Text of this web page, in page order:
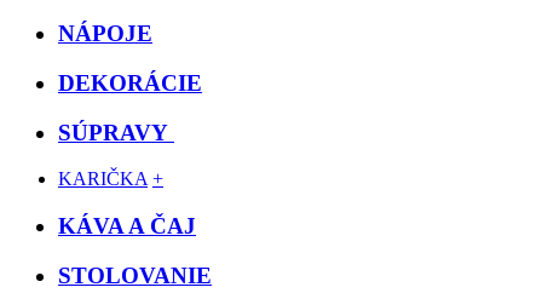
NÁPOJE
DEKORÁCIE
SÚPRAVY
KARIČKA +
KÁVA A ČAJ
STOLOVANIE